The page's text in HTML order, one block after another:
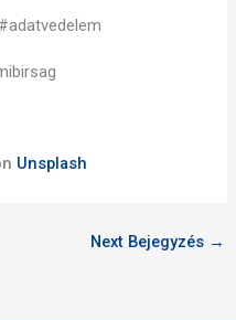
Unsplash
Next Bejegyzés →